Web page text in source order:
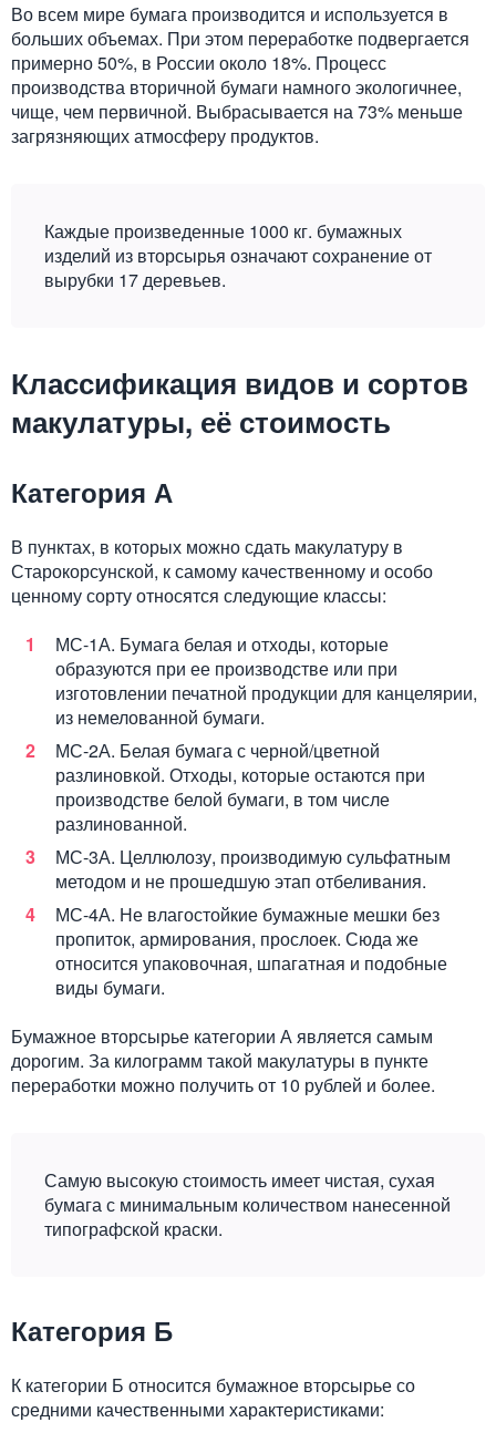
Во всем мире бумага производится и используется в
больших объемах. При этом переработке подвергается
примерно 50%, в России около 18%. Процесс
производства вторичной бумаги намного экологичнее,
чище, чем первичной. Выбрасывается на 73% меньше
загрязняющих атмосферу продуктов.
Каждые произведенные 1000 кг. бумажных
изделий из вторсырья означают сохранение от
вырубки 17 деревьев.
Классификация видов и сортов
макулатуры, её стоимость
Категория А
В пунктах, в которых можно сдать макулатуру в
Старокорсунской, к самому качественному и особо
ценному сорту относятся следующие классы:
МС-1А. Бумага белая и отходы, которые
образуются при ее производстве или при
изготовлении печатной продукции для канцелярии,
из немелованной бумаги.
МС-2А. Белая бумага с черной/цветной
разлиновкой. Отходы, которые остаются при
производстве белой бумаги, в том числе
разлинованной.
МС-3А. Целлюлозу, производимую сульфатным
методом и не прошедшую этап отбеливания.
МС-4А. Не влагостойкие бумажные мешки без
пропиток, армирования, прослоек. Сюда же
относится упаковочная, шпагатная и подобные
виды бумаги.
Бумажное вторсырье категории А является самым
дорогим. За килограмм такой макулатуры в пункте
переработки можно получить от 10 рублей и более.
Самую высокую стоимость имеет чистая, сухая
бумага с минимальным количеством нанесенной
типографской краски.
Категория Б
К категории Б относится бумажное вторсырье со
средними качественными характеристиками: